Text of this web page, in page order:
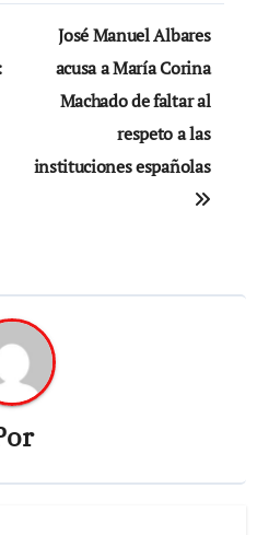
José Manuel Albares
acusa a María Corina
Machado de faltar al
respeto a las
instituciones españolas